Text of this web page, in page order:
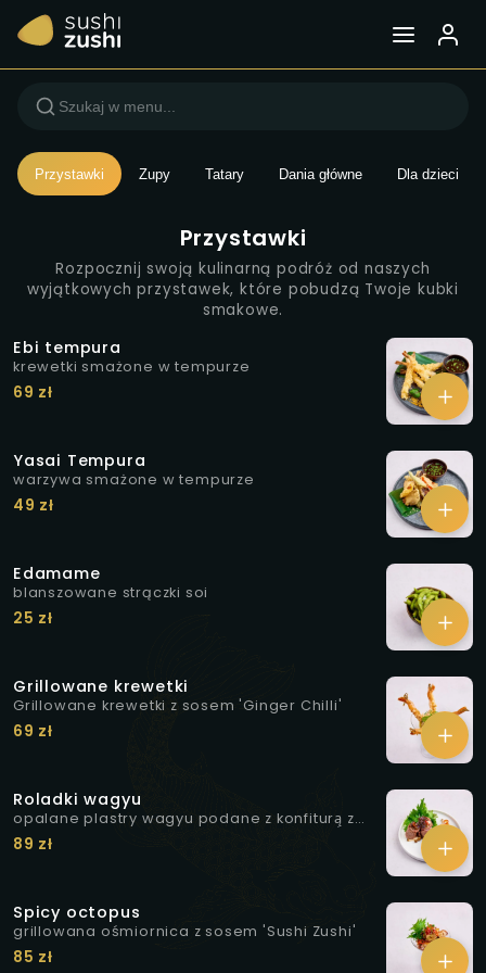
Menu — Sushi Zushi
Przystawki Zupy Tatary Dania główne Dla dzieci
Przystawki
Rozpocznij swoją kulinarną podróż od naszych
wyjątkowych przystawek, które pobudzą Twoje kubki
smakowe.
Ebi tempura
krewetki smażone w tempurze
69 zł
Yasai Tempura
warzywa smażone w tempurze
49 zł
Edamame
blanszowane strączki soi
25 zł
Grillowane krewetki
Grillowane krewetki z sosem 'Ginger Chilli'
69 zł
Roladki wagyu
opalane plastry wagyu podane z konfiturą̨ z
białej cebuli i curry, marynowanymi grzybkami
shimeji, żelem z rokitnika oraz prażonymi
89 zł
Spicy octopus
grillowana ośmiornica z sosem 'Sushi Zushi'
85 zł